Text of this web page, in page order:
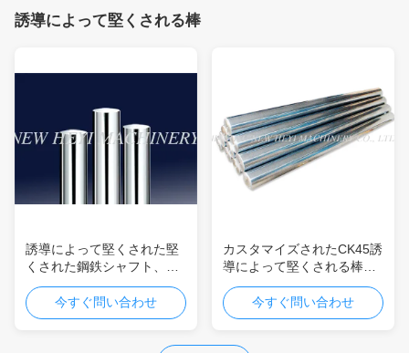
誘導によって堅くされる棒
誘導によって堅くされた堅
くされた鋼鉄シャフト、ク
ロムはピストン棒をめっき
しました今すぐ問い合わせ
カスタマイズされたCK45誘
導によって堅くされる棒径
6mm - 1000mmの長さ1m -
8m
今すぐ問い合わせ